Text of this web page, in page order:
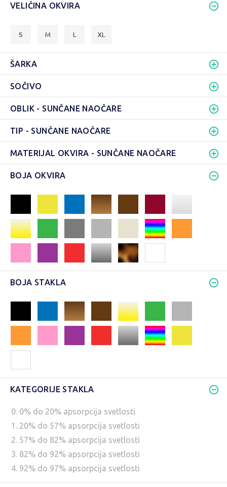
VELIČINA OKVIRA
ŠARKA
SOČIVO
OBLIK - SUNČANE NAOČARE
TIP - SUNČANE NAOČARE
MATERIJAL OKVIRA - SUNČANE NAOČARE
BOJA OKVIRA
BOJA STAKLA
KATEGORIJE STAKLA
0. 0% do 20% apsorpcija svetlosti
1. 20% do 57% apsorpcija svetlosti
2. 57% do 82% apsorpcija svetlosti
3. 82% do 92% apsorpcija svetlosti
4. 92% do 97% apsorpcija svetlosti